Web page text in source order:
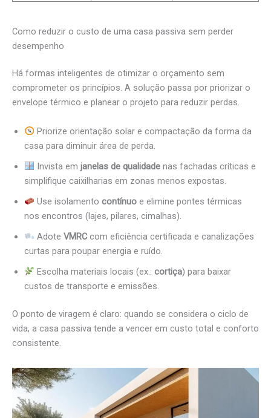
Como reduzir o custo de uma casa passiva sem perder
desempenho
Há formas inteligentes de otimizar o orçamento sem
comprometer os princípios. A solução passa por priorizar o
envelope térmico e planear o projeto para reduzir perdas.
Priorize orientação solar e compactação da forma da
casa para diminuir área de perda.
Invista em janelas de qualidadenas fachadas críticas e
simplifique caixilharias em zonas menos expostas.
Use isolamento contínuoe elimine pontes térmicas
nos encontros (lajes, pilares, cimalhas).
Adote VMRCcom eficiência certificada e canalizações
curtas para poupar energia e ruído.
Escolha materiais locais (ex.: cortiça) para baixar
custos de transporte e emissões.
O ponto de viragem é claro: quando se considera o ciclo de
vida, a casa passiva tende a vencer em custo total e conforto
consistente.